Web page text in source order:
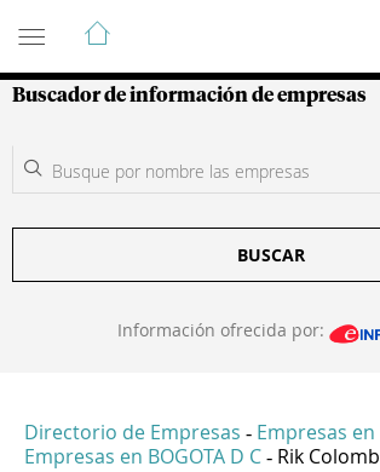
Guía de Empresas
Buscador de información de empresas
BUSCAR
Información ofrecida por:
Directorio de Empresas - Empresas en
Empresas en BOGOTA D C - Rik